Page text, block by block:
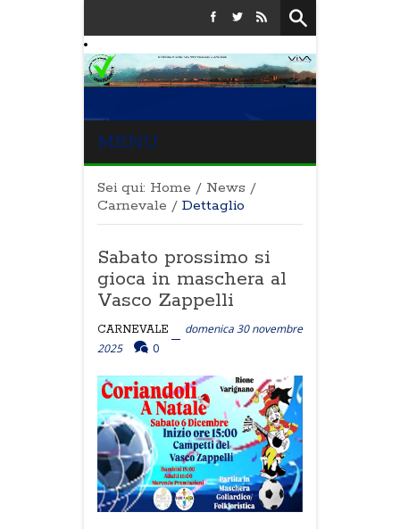
MENU
Sei qui: Home / News /
Carnevale / Dettaglio
Sabato prossimo si
gioca in maschera al
Vasco Zappelli
CARNEVALE
domenica 30 novembre
2025
0